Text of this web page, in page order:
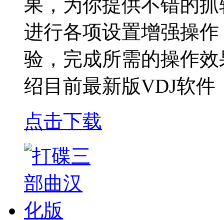
果，为你提供不错的
进行各项设置增强操
验，完成所需的操作
绍目前最新版VDJ软件
点击下载